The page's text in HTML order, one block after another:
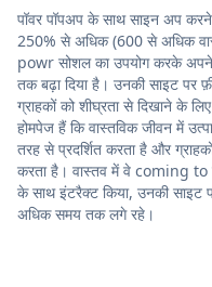
पॉवर पॉपअप के साथ साइन अप
250% से अधिक (600 से अधिक
powr सोशल का उपयोग करके अपने
तक बढ़ा दिया है। उनकी साइट
ग्राहकों को शीघ्रता से दिखाने के
होमपेज हैं कि वास्तविक जीवन में
तरह से प्रदर्शित करता है और
करता है। वास्तव में वे coming to
के साथ इंटरैक्ट किया, उनकी साइट
अधिक समय तक लगे रहे।